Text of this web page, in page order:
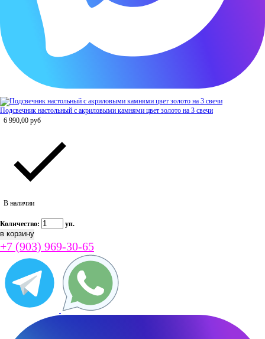
Подсвечник настольный с акриловыми камнями цвет золото на 3 свечи
6 990,00 руб
В наличии
Количество: уп.
+7 (903) 969-30-65